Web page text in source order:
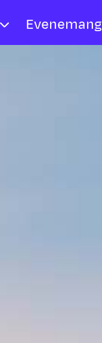
Evenemang